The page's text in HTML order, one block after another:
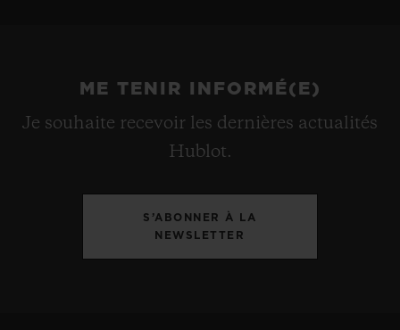
ME TENIR INFORMÉ(E)
Je souhaite recevoir les dernières actualités
Hublot.
S’ABONNER À LA
NEWSLETTER